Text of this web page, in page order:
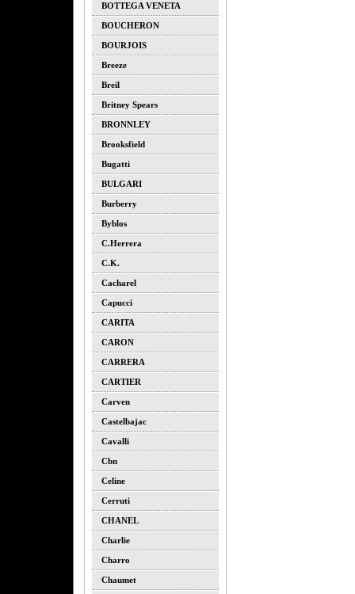
BOTTEGA VENETA
BOUCHERON
BOURJOIS
Breeze
Breil
Britney Spears
BRONNLEY
Brooksfield
Bugatti
BULGARI
Burberry
Byblos
C.herrera
C.k.
Cacharel
Capucci
CARITA
CARON
CARRERA
CARTIER
Carven
Castelbajac
Cavalli
Cbn
Celine
Cerruti
CHANEL
Charlie
Charro
Chaumet